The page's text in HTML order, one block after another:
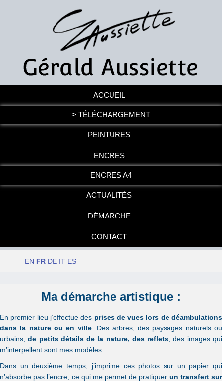
ACCUEIL
> TÉLÉCHARGEMENT
PEINTURES
ENCRES
ENCRES A4
ACTUALITÉS
DÉMARCHE
CONTACT
EN FR DE IT ES
Ma démarche artistique :
En premier lieu j’effectue des prises de vues lors de déambulations
dans la nature ou en ville. Des arbres, des paysages naturels ou
urbains,de petits détails de la nature, des reflets , des images qui
m’interpellent sont mes modèles.
Dans un deuxième temps, j’imprime ces photos sur un papier qui
n’absorbe pas l’encre, ce qui me permet de pratiquer un transfert sur